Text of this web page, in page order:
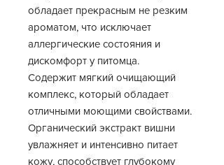
обладает прекрасным не резким
ароматом, что исключает
аллергические состояния и
дискомфорт у питомца.
Содержит мягкий очищающий
комплекс, который обладает
отличными моющими свойствами.
Органический экстракт вишни
увлажняет и интенсивно питает
кожу, способствует глубокому